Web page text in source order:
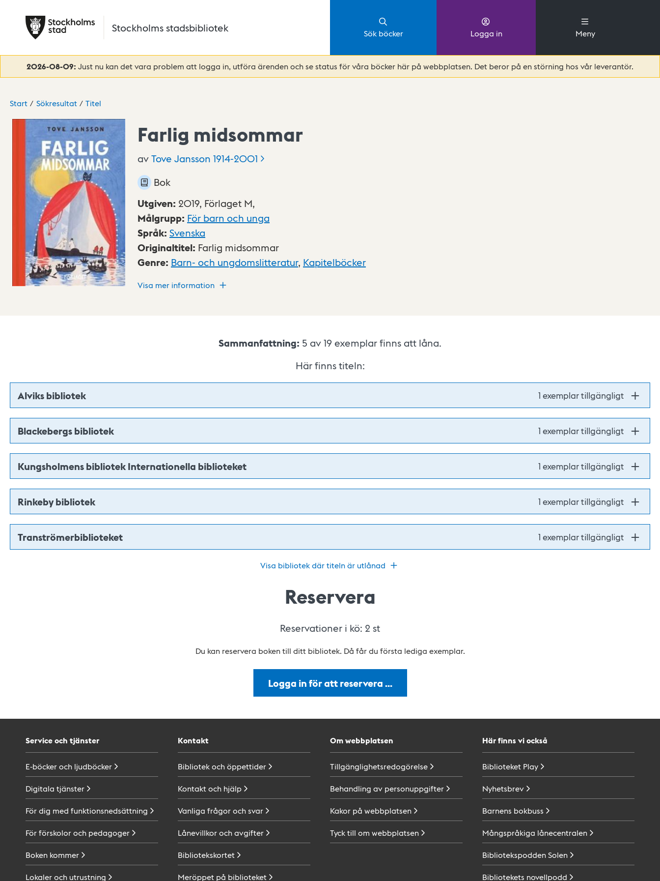
Stockholms stadsbibliotek Sök böcker Logga in Meny
2026-08-09: Just nu kan det vara problem att logga in, utföra ärenden och se status för våra böcker här på webbplatsen. Det beror på en störning hos vår leverantör.
Start Sökresultat Titel
Farlig midsommar
avTove Jansson 1914-2001
Bok
Utgiven: 2019, Förlaget M,
Målgrupp: För barn och unga
Språk: Svenska
Originaltitel: Farlig midsommar
Genre: Barn- och ungdomslitteratur, Kapitelböcker
Visa mer information
Sammanfattning: 5 av 19 exemplar finns att låna.
Här finns titeln:
Alviks bibliotek 1 exemplar tillgängligt
Blackebergs bibliotek 1 exemplar tillgängligt
Kungsholmens bibliotek Internationella biblioteket 1 exemplar tillgängligt
Rinkeby bibliotek 1 exemplar tillgängligt
Tranströmerbiblioteket 1 exemplar tillgängligt
Visa bibliotek där titeln är utlånad
Reservera
Reservationer i kö: 2 st
Du kan reservera boken till ditt bibliotek. Då får du första lediga exemplar.
Logga in för att reservera …
Service och tjänster
E-böcker och ljudböcker
Digitala tjänster
För dig med funktionsnedsättning
För förskolor och pedagoger
Boken kommer
Lokaler och utrustning
Kontakt
Bibliotek ochöppettider
Kontakt och hjälp
Vanliga frågor ochsvar
Lånevillkor ochavgifter
Bibliotekskortet
Meröppet på biblioteket
Om webbplatsen
Tillgänglighetsredogörelse
Behandling av personuppgifter
Kakor på webbplatsen
Tyck till om webbplatsen
Här finns vi också
Biblioteket Play
Nyhetsbrev
Barnens bokbuss
Mångspråkiga lånecentralen
BibliotekspoddenSolen
Bibliotekets novellpodd